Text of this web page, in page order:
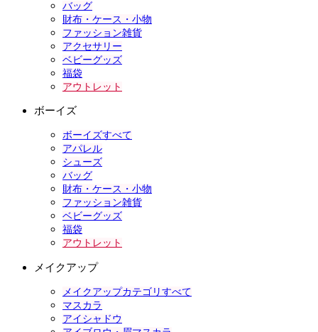
バッグ
財布・ケース・小物
ファッション雑貨
アクセサリー
ベビーグッズ
福袋
アウトレット
ボーイズ
ボーイズすべて
アパレル
シューズ
バッグ
財布・ケース・小物
ファッション雑貨
ベビーグッズ
福袋
アウトレット
メイクアップ
メイクアップカテゴリすべて
マスカラ
アイシャドウ